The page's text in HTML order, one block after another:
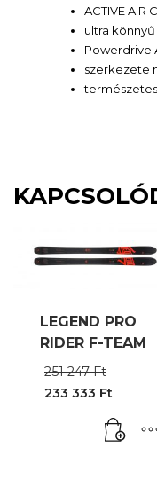
ACTIVE AIR
ultra könnyű
Powerdrive
szerkezete
LEGEND PRO
RIDER F-TEAM
251 247Ft
247
233 333 Ft